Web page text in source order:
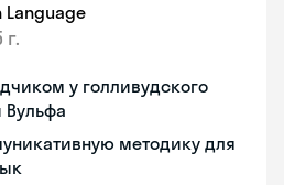
Language
г.
у голливудского
методику для